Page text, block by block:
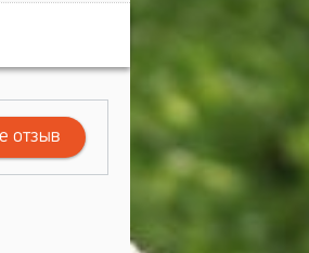
отзыв